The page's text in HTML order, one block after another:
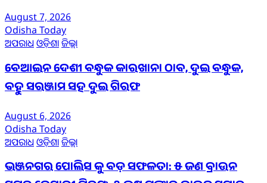
August 7, 2026
Odisha Today
ଅପରାଧ ଓଡ଼ିଶାଜିଲ୍ଲା
ବେଆଇନ ଦେଶୀ ବନ୍ଧୁକ କାରଖାନା ଠାବ, ଦୁଇ ବନ୍ଧୁକ,
ବହୁ ସରଞ୍ଜାମ ସହ ଦୁଇ ଗିରଫ
August 6, 2026
Odisha Today
ଅପରାଧ ଓଡ଼ିଶାଜିଲ୍ଲା
ଭଞ୍ଜନଗର ପୋଲିସ କୁ ବଡ଼ ସଫଳତା: ୫ ଜଣ ବ୍ରାଉନ